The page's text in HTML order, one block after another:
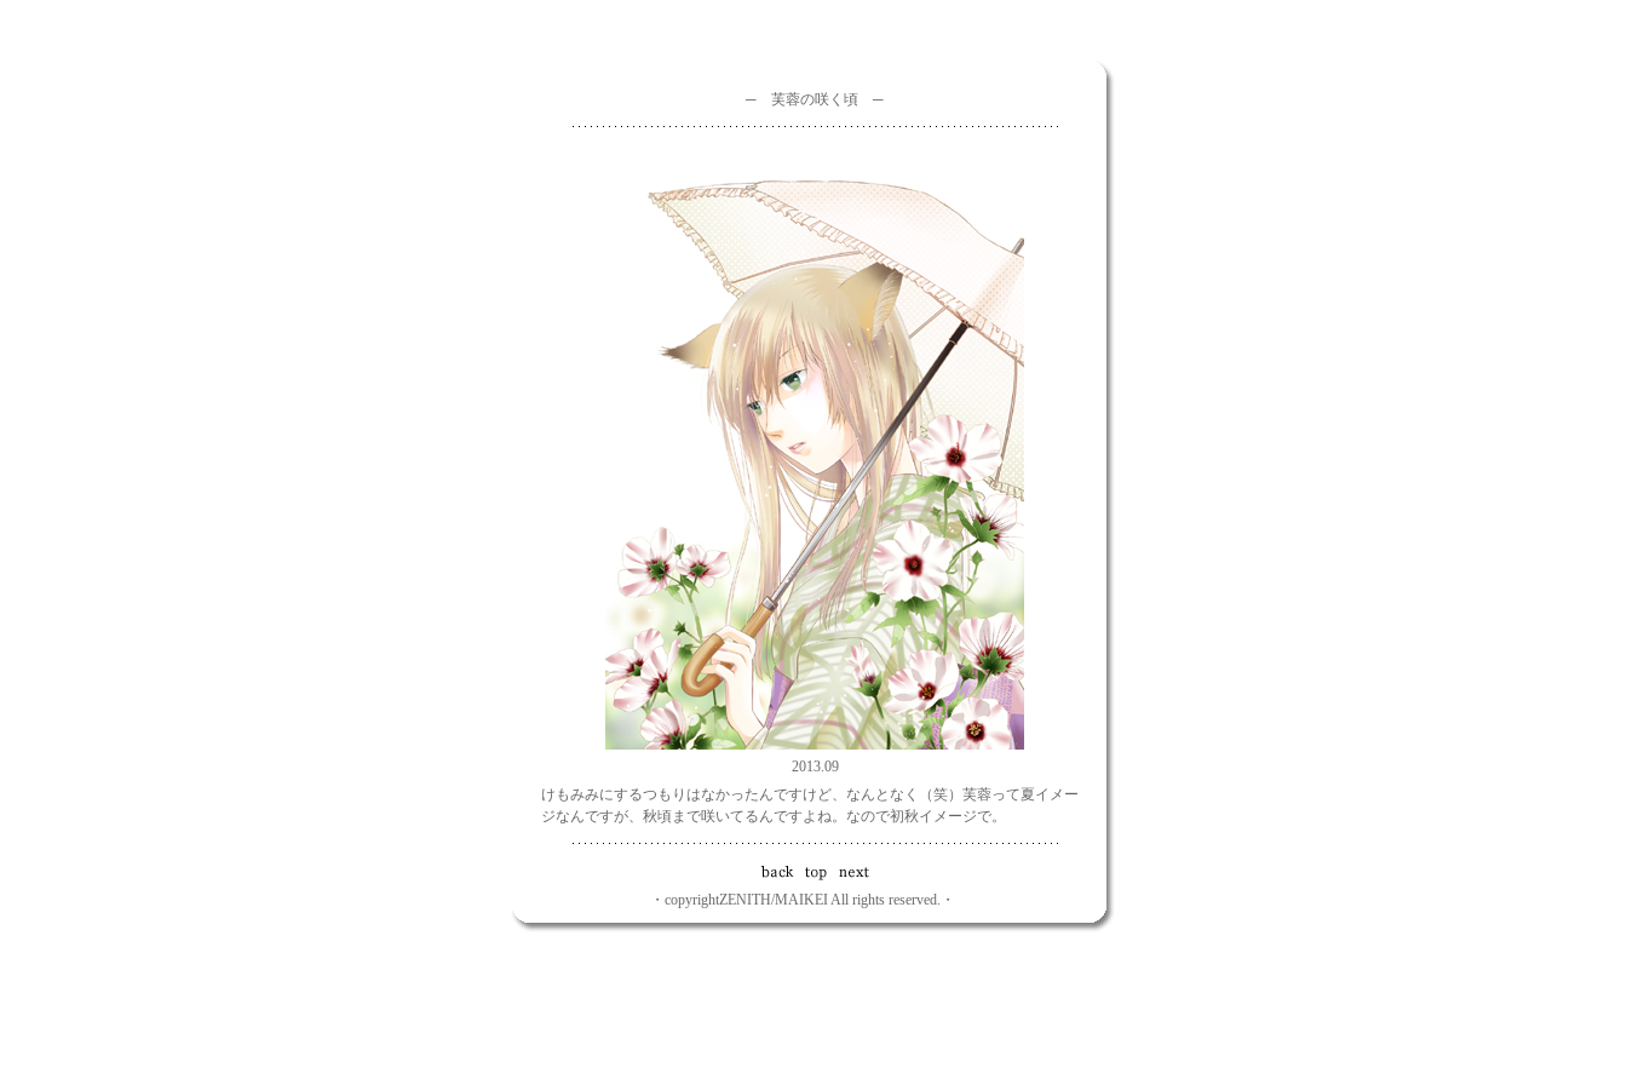
─ 芙蓉の咲く頃 ─
2013.09
けもみみにするつもりはなかったんですけど、なんとなく（笑）芙蓉って夏イメー
ジなんですが、秋頃まで咲いてるんですよね。なので初秋イメージで。
・copyrightZENITH/MAIKEI All rights reserved.・